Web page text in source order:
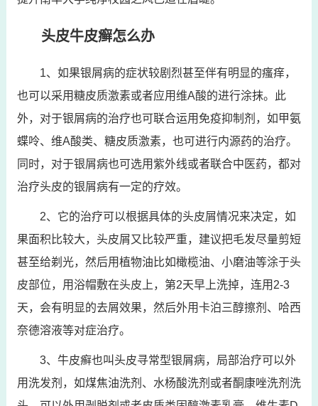
头皮牛皮癣怎么办
1、如果银屑病的症状较剧烈甚至伴有明显的瘙痒，
也可以采用糖皮质激素或者应用维A酸的进行涂抹。此
外，对于银屑病的治疗也可联合运用免疫抑制剂，如甲氨
蝶呤、维A酸类、糖皮质激素，也可进行内源药的治疗。
同时，对于银屑病也可选用紫外线或者联合中医药，都对
治疗头皮的银屑病有一定的疗效。
2、它的治疗可以根据具体的头皮屑情况来决定，如
果面积比较大，头皮屑又比较严重，建议把毛发尽量剪短
甚至给剃光，然后用植物油比如橄榄油、小磨油等涂于头
皮部位，用浴帽敷在头皮上，第2天早上洗掉，连用2-3
天，会有明显的去屑效果，然后外用卡泊三醇擦剂、哈西
奈德溶液等对症治疗。
3、牛皮癣也叫头皮寻常型银屑病，局部治疗可以外
用洗发剂，如煤焦油洗剂、水杨酸洗剂或者酮康唑洗剂洗